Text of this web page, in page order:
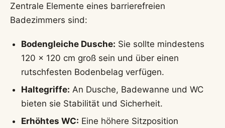
Zentrale Elemente eines barrierefreien
Badezimmers sind:
Bodengleiche Dusche: Sie sollte mindestens
120 x 120 cm groß sein und über einen
rutschfesten Bodenbelag verfügen.
Haltegriffe: An Dusche, Badewanne und WC
bieten sie Stabilität und Sicherheit.
Erhöhtes WC: Eine höhere Sitzposition